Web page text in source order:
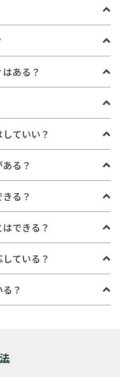
せん。採用時のみ手数料
採用手数料は発生しませ
価を見て、採用・不採用
限を過ぎると自動的に採
など幅広い方から応募が
応募が多い傾向にありま
ある？
持している勤務ポイント
った求職者は、サービス
ており、同じ事業所で
す。
をすることで即戦力にな
ていい？
数料は発生しません。ぜ
用の打診をしてくださ
る？
式会社
え払いをし、月次で清算
賃金未払い防止が目的で
る？
資格要件を記載できま
での掲載・採用実績もあ
できる？
よる採用後のキャンセル
する対象になる場合があ
ている？
格外活動の情報を登録し
れた範囲で就労できる制
？
年少者は午後10時から
ることはできません。